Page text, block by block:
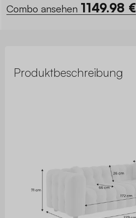
Combo ansehen 1149.98 €
Produktbeschreibung